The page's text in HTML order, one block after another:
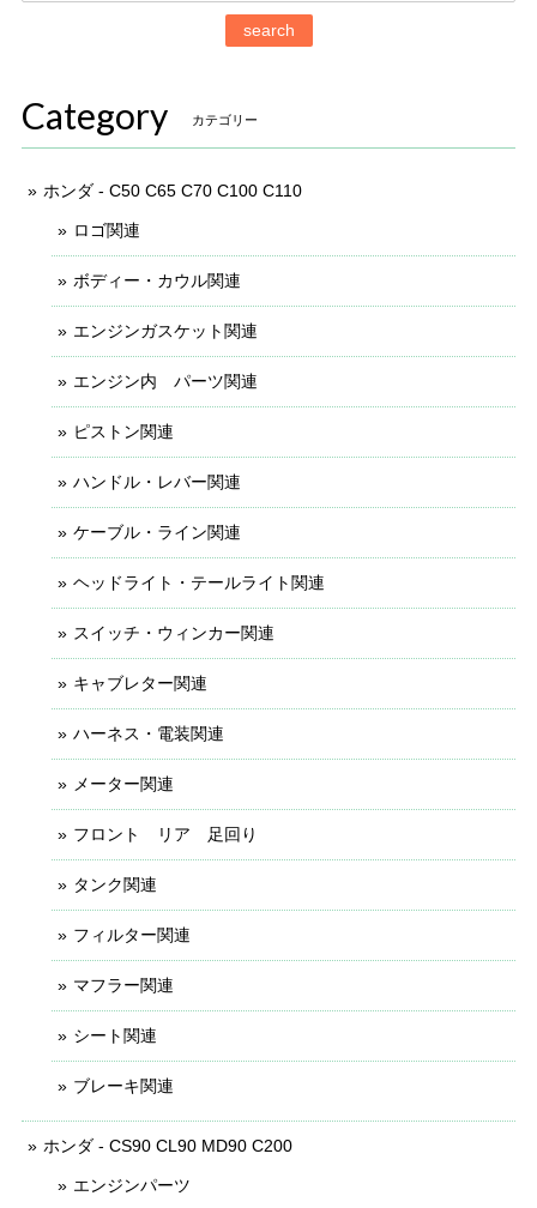
search
Category カテゴリー
ホンダ - C50 C65 C70 C100 C110
ロゴ関連
ボディー・カウル関連
エンジンガスケット関連
エンジン内 パーツ関連
ピストン関連
ハンドル・レバー関連
ケーブル・ライン関連
ヘッドライト・テールライト関連
スイッチ・ウィンカー関連
キャブレター関連
ハーネス・電装関連
メーター関連
フロント リア 足回り
タンク関連
フィルター関連
マフラー関連
シート関連
ブレーキ関連
ホンダ - CS90 CL90 MD90 C200
エンジンパーツ